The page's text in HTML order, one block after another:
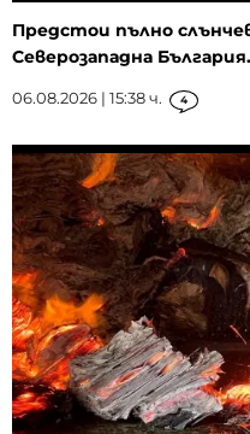
Предстои пълно
Северозападна
06.08.2026 | 15:38 ч. 4